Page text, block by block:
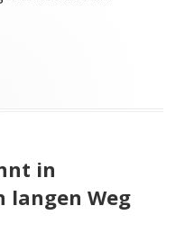
in
langen Weg